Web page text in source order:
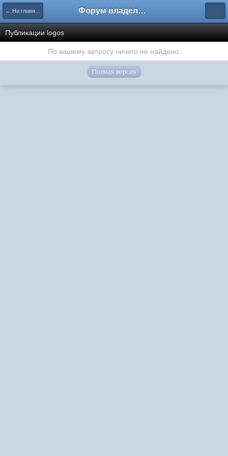
← На главную Форум владельцев интернет-магазинов
Публикации logos
По вашему запросу ничего не найдено.
Полная версия